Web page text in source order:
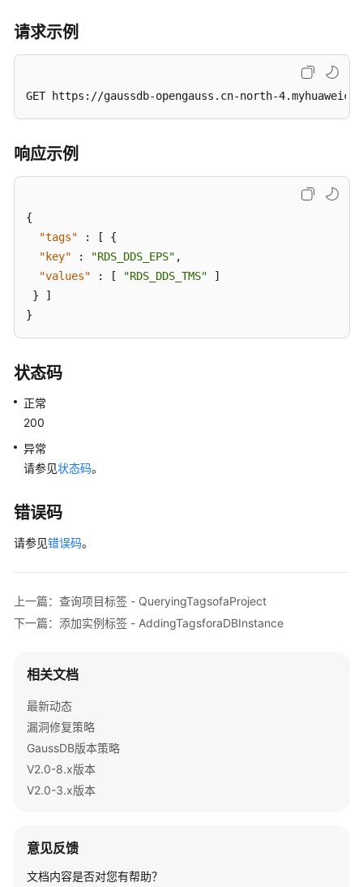
管
管
慢
全
量
SQL
断
限
间
会
理
SQL
PATCH
SQL
行
ASP
请求示例
GET https://gaussdb-opengauss.cn-north-
响应示例
{
"tags"
: [
{
"key"
: "RDS_DDS_EPS" ,
"values"
: [ "RDS_DDS_TMS"
]
}
]
}
状态码
正常
200
异常
请参见状态码。
错误码
请参见错误码。
上一篇：查询项目标签 - QueryingTagsofaProject
下一篇：添加实例标签 - AddingTagsforaDBInstance
相关文档
最新动态
漏洞修复策略
GaussDB版本策略
V2.0-8.x版本
V2.0-3.x版本
意见反馈
文档内容是否对您有帮助？